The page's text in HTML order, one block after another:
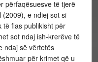
përfaqësuesve të tjerë
(2009), e ndiej sot si
të flas publikisht për
sot ndaj ish-krerëve të
ndaj së vërtetës
për krimet që u